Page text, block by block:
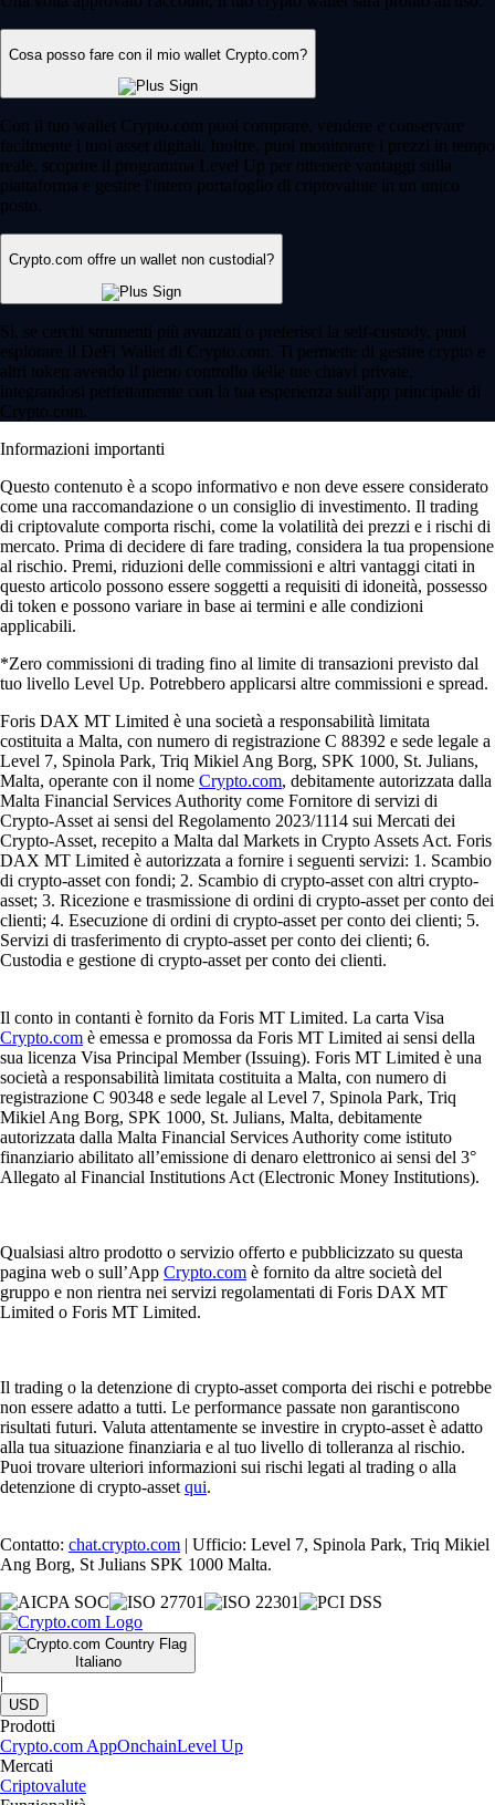
Cosa posso fare con il mio wallet Crypto.com?
Con il tuo wallet Crypto.com puoi comprare, vendere e conservare
facilmente i tuoi asset digitali. Inoltre, puoi monitorare i prezzi in tempo
reale, scoprire il programma Level Up per ottenere vantaggi sulla
piattaforma e gestire l'intero portafoglio di criptovalute in un unico
posto.
Crypto.com offre un wallet non custodial?
Sì, se cerchi strumenti più avanzati o preferisci la self-custody, puoi
esplorare il DeFi Wallet di Crypto.com. Ti permette di gestire crypto e
altri token avendo il pieno controllo delle tue chiavi private,
integrandosi perfettamente con la tua esperienza sull'app principale di
Crypto.com.
Informazioni importanti
Questo contenuto è a scopo informativo e non deve essere considerato
come una raccomandazione o un consiglio di investimento. Il trading
di criptovalute comporta rischi, come la volatilità dei prezzi e i rischi di
mercato. Prima di decidere di fare trading, considera la tua propensione
al rischio. Premi, riduzioni delle commissioni e altri vantaggi citati in
questo articolo possono essere soggetti a requisiti di idoneità, possesso
di token e possono variare in base ai termini e alle condizioni
applicabili.
*Zero commissioni di trading fino al limite di transazioni previsto dal
tuo livello Level Up. Potrebbero applicarsi altre commissioni e spread.
Foris DAX MT Limited è una società a responsabilità limitata
costituita a Malta, con numero di registrazione C 88392 e sede legale a
Level 7, Spinola Park, Triq Mikiel Ang Borg, SPK 1000, St. Julians,
Malta, operante con il nome Crypto.com, debitamente autorizzata dalla
Malta Financial Services Authority come Fornitore di servizi di
Crypto-Asset ai sensi del Regolamento 2023/1114 sui Mercati dei
Crypto-Asset, recepito a Malta dal Markets in Crypto Assets Act. Foris
DAX MT Limited è autorizzata a fornire i seguenti servizi: 1. Scambio
di crypto-asset con fondi; 2. Scambio di crypto-asset con altri crypto-
asset; 3. Ricezione e trasmissione di ordini di crypto-asset per conto dei
clienti; 4. Esecuzione di ordini di crypto-asset per conto dei clienti; 5.
Servizi di trasferimento di crypto-asset per conto dei clienti; 6.
Custodia e gestione di crypto-asset per conto dei clienti.
Il conto in contanti è fornito da Foris MT Limited. La carta Visa
Crypto.com è emessa e promossa da Foris MT Limited ai sensi della
sua licenza Visa Principal Member (Issuing). Foris MT Limited è una
società a responsabilità limitata costituita a Malta, con numero di
registrazione C 90348 e sede legale al Level 7, Spinola Park, Triq
Mikiel Ang Borg, SPK 1000, St. Julians, Malta, debitamente
autorizzata dalla Malta Financial Services Authority come istituto
finanziario abilitato all’emissione di denaro elettronico ai sensi del 3°
Allegato al Financial Institutions Act (Electronic Money Institutions).
Qualsiasi altro prodotto o servizio offerto e pubblicizzato su questa
pagina web o sull’App Crypto.com è fornito da altre società del
gruppo e non rientra nei servizi regolamentati di Foris DAX MT
Limited o Foris MT Limited.
Il trading o la detenzione di crypto-asset comporta dei rischi e potrebbe
non essere adatto a tutti. Le performance passate non garantiscono
risultati futuri. Valuta attentamente se investire in crypto-asset è adatto
alla tua situazione finanziaria e al tuo livello di tolleranza al rischio.
Puoi trovare ulteriori informazioni sui rischi legati al trading o alla
detenzione di crypto-asset qui.
Contatto: chat.crypto.com | Ufficio: Level 7, Spinola Park, Triq Mikiel
Ang Borg, St Julians SPK 1000 Malta.
Italiano
|
USD
Prodotti
Crypto.com AppOnchainLevel Up
Mercati
Criptovalute